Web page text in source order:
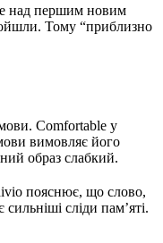
над першим новим
Тому “приблизно
Comfortable у
вимовляє його
образ слабкий.
пояснює, що слово,
сліди пам’яті.